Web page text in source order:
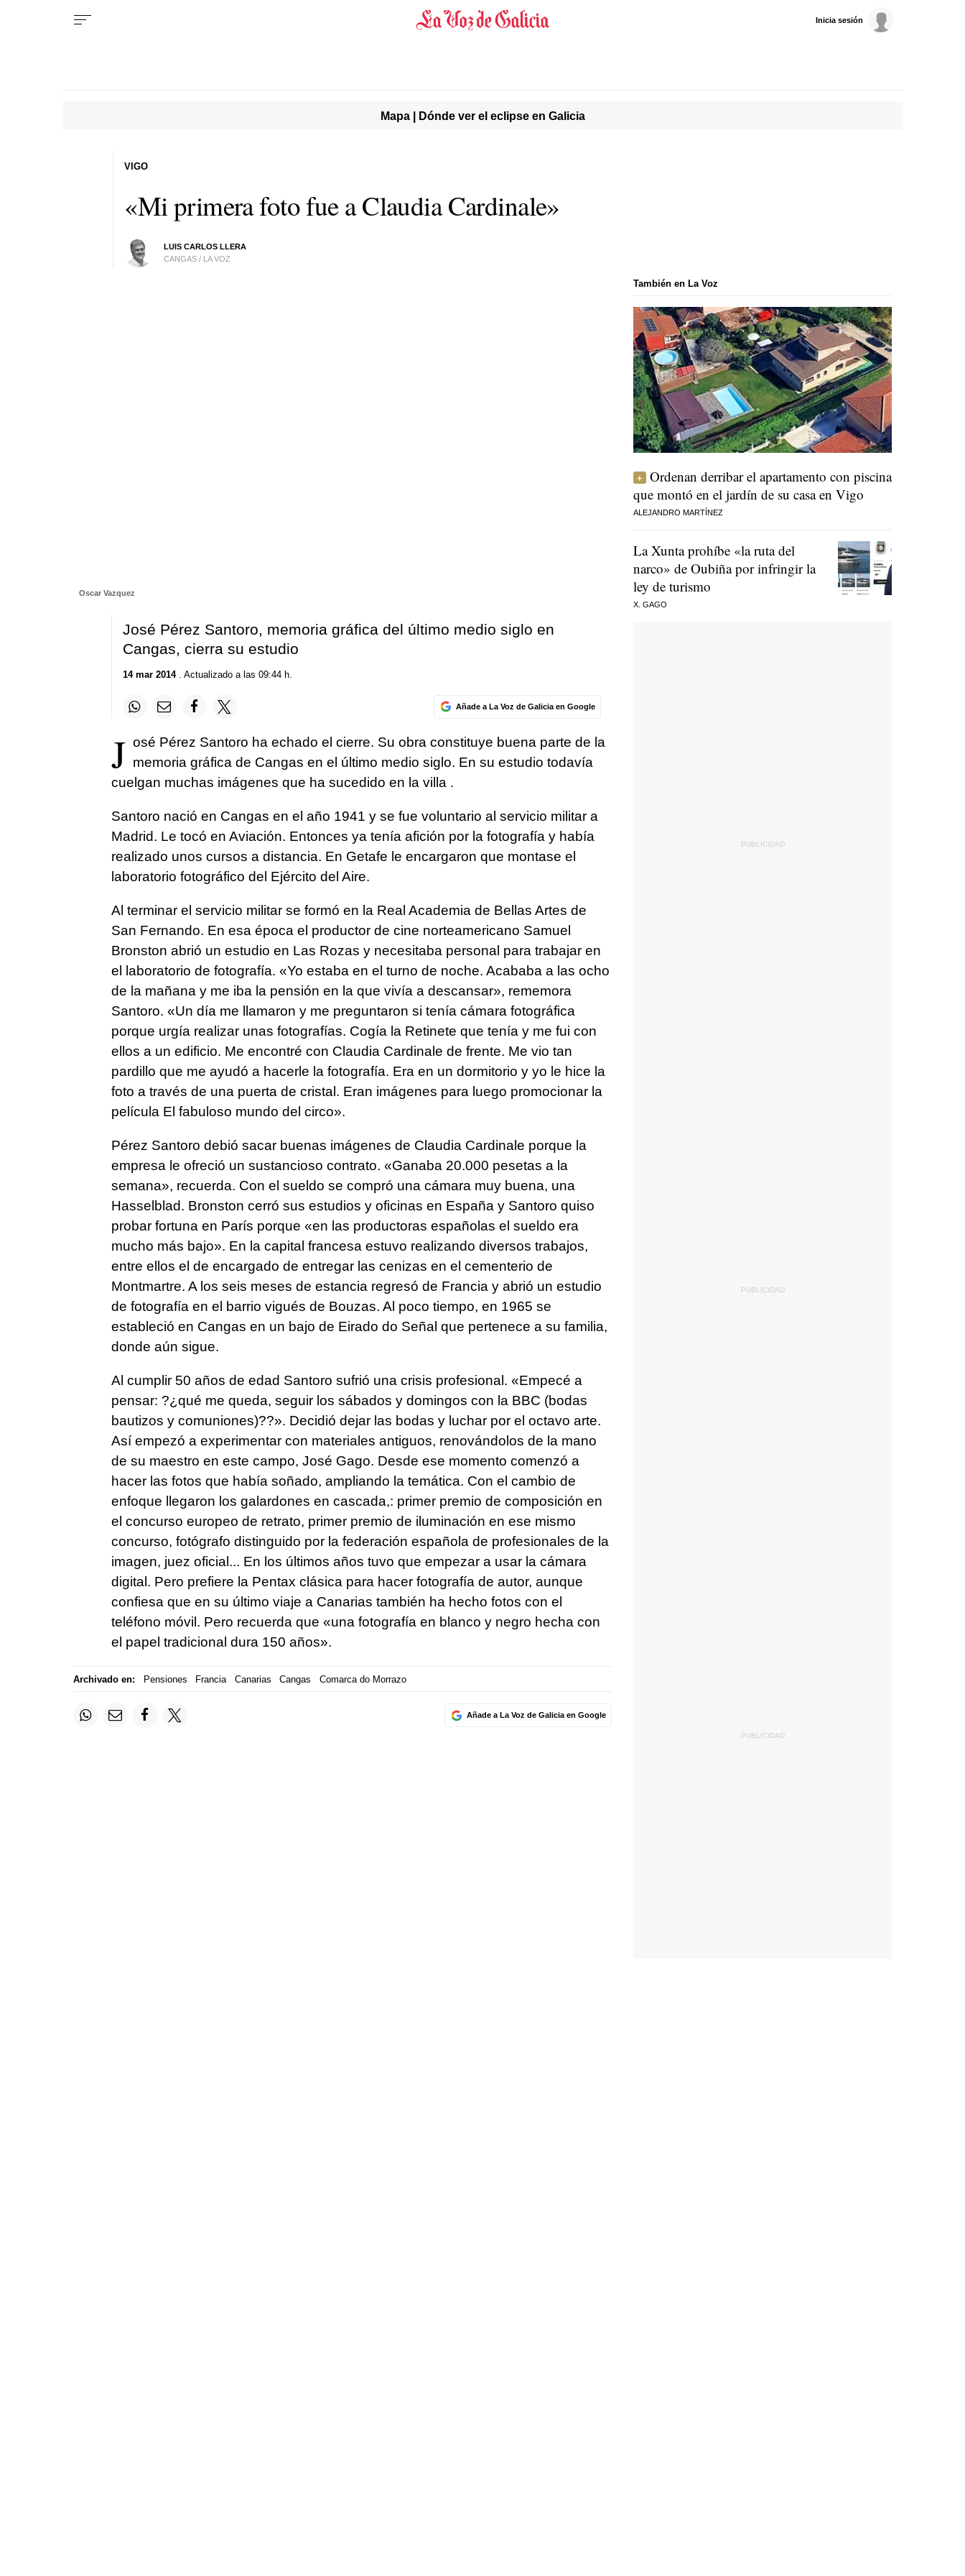
Inicia sesión
Mapa | Dónde ver el eclipse en Galicia
«Mi primera foto fue a Claudia Cardinale»
LUIS CARLOS LLERA
CANGAS / LA VOZ
VIGO
Oscar Vazquez
José Pérez Santoro, memoria gráfica del último medio siglo en
Cangas, cierra su estudio
14 mar 2014. Actualizado a las 09:44 h.
Añade a La Voz de Galicia en Google
J osé Pérez Santoro ha echado el cierre. Su obra constituye buena parte de la
memoria gráfica de Cangas en el último medio siglo. En su estudio todavía
cuelgan muchas imágenes que ha sucedido en la villa .
Santoro nació en Cangas en el año 1941 y se fue voluntario al servicio militar a
Madrid. Le tocó en Aviación. Entonces ya tenía afición por la fotografía y había
realizado unos cursos a distancia. En Getafe le encargaron que montase el
laboratorio fotográfico del Ejército del Aire.
Al terminar el servicio militar se formó en la Real Academia de Bellas Artes de
San Fernando. En esa época el productor de cine norteamericano Samuel
Bronston abrió un estudio en Las Rozas y necesitaba personal para trabajar en
el laboratorio de fotografía. «Yo estaba en el turno de noche. Acababa a las ocho
de la mañana y me iba la pensión en la que vivía a descansar», rememora
Santoro. «Un día me llamaron y me preguntaron si tenía cámara fotográfica
porque urgía realizar unas fotografías. Cogía la Retinete que tenía y me fui con
ellos a un edificio. Me encontré con Claudia Cardinale de frente. Me vio tan
pardillo que me ayudó a hacerle la fotografía. Era en un dormitorio y yo le hice la
foto a través de una puerta de cristal. Eran imágenes para luego promocionar la
película El fabuloso mundo del circo».
Pérez Santoro debió sacar buenas imágenes de Claudia Cardinale porque la
empresa le ofreció un sustancioso contrato. «Ganaba 20.000 pesetas a la
semana», recuerda. Con el sueldo se compró una cámara muy buena, una
Hasselblad. Bronston cerró sus estudios y oficinas en España y Santoro quiso
probar fortuna en París porque «en las productoras españolas el sueldo era
mucho más bajo». En la capital francesa estuvo realizando diversos trabajos,
entre ellos el de encargado de entregar las cenizas en el cementerio de
Montmartre. A los seis meses de estancia regresó de Francia y abrió un estudio
de fotografía en el barrio vigués de Bouzas. Al poco tiempo, en 1965 se
estableció en Cangas en un bajo de Eirado do Señal que pertenece a su familia,
donde aún sigue.
Al cumplir 50 años de edad Santoro sufrió una crisis profesional. «Empecé a
pensar: ?¿qué me queda, seguir los sábados y domingos con la BBC (bodas
bautizos y comuniones)??». Decidió dejar las bodas y luchar por el octavo arte.
Así empezó a experimentar con materiales antiguos, renovándolos de la mano
de su maestro en este campo, José Gago. Desde ese momento comenzó a
hacer las fotos que había soñado, ampliando la temática. Con el cambio de
enfoque llegaron los galardones en cascada,: primer premio de composición en
el concurso europeo de retrato, primer premio de iluminación en ese mismo
concurso, fotógrafo distinguido por la federación española de profesionales de la
imagen, juez oficial... En los últimos años tuvo que empezar a usar la cámara
digital. Pero prefiere la Pentax clásica para hacer fotografía de autor, aunque
confiesa que en su último viaje a Canarias también ha hecho fotos con el
teléfono móvil. Pero recuerda que «una fotografía en blanco y negro hecha con
el papel tradicional dura 150 años».
Archivado en: Pensiones Francia Canarias Cangas Comarca do Morrazo
Añade a La Voz de Galicia en Google
También en La Voz
Ordenan derribar el apartamento con piscina
que montó en el jardín de su casa en Vigo
ALEJANDRO MARTÍNEZ
La Xunta prohíbe «la ruta del
narco» de Oubiña por infringir la
ley de turismo
X. GAGO